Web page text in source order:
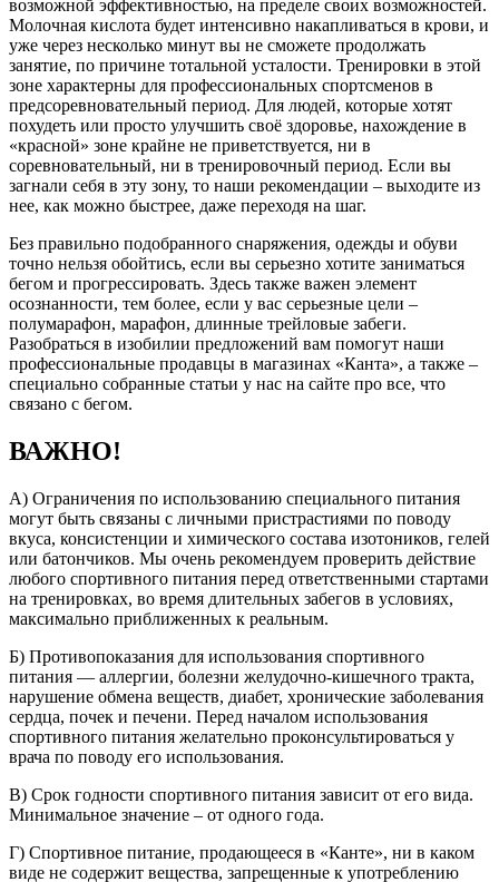
возможной эффективностью, на пределе своих возможностей.
Молочная кислота будет интенсивно накапливаться в крови, и
уже через несколько минут вы не сможете продолжать
занятие, по причине тотальной усталости. Тренировки в этой
зоне характерны для профессиональных спортсменов в
предсоревновательный период. Для людей, которые хотят
похудеть или просто улучшить своё здоровье, нахождение в
«красной» зоне крайне не приветствуется, ни в
соревновательный, ни в тренировочный период. Если вы
загнали себя в эту зону, то наши рекомендации – выходите из
нее, как можно быстрее, даже переходя на шаг.
Без правильно подобранного снаряжения, одежды и обуви
точно нельзя обойтись, если вы серьезно хотите заниматься
бегом и прогрессировать. Здесь также важен элемент
осознанности, тем более, если у вас серьезные цели –
полумарафон, марафон, длинные трейловые забеги.
Разобраться в изобилии предложений вам помогут наши
профессиональные продавцы в магазинах «Канта», а также –
специально собранные статьи у нас на сайте про все, что
связано с бегом.
ВАЖНО!
А) Ограничения по использованию специального питания
могут быть связаны с личными пристрастиями по поводу
вкуса, консистенции и химического состава изотоников, гелей
или батончиков. Мы очень рекомендуем проверить действие
любого спортивного питания перед ответственными стартами
на тренировках, во время длительных забегов в условиях,
максимально приближенных к реальным.
Б) Противопоказания для использования спортивного
питания — аллергии, болезни желудочно-кишечного тракта,
нарушение обмена веществ, диабет, хронические заболевания
сердца, почек и печени. Перед началом использования
спортивного питания желательно проконсультироваться у
врача по поводу его использования.
В) Срок годности спортивного питания зависит от его вида.
Минимальное значение – от одного года.
Г) Спортивное питание, продающееся в «Канте», ни в каком
виде не содержит вещества, запрещенные к употреблению